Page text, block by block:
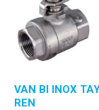
VAN BI INOX
REN